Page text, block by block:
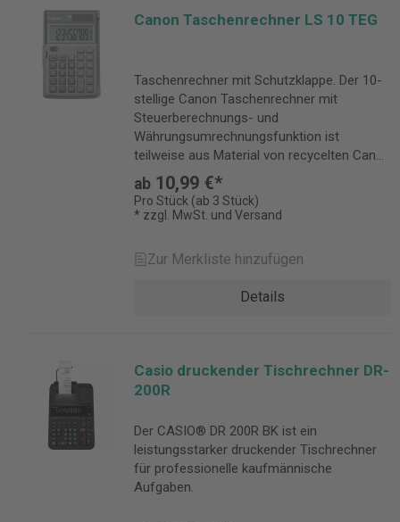
Canon Taschenrechner LS 10 TEG
Taschenrechner mit Schutzklappe. Der 10-
stellige Canon Taschenrechner mit
Steuerberechnungs- und
Währungsumrechnungsfunktion ist
teilweise aus Material von recycelten Canon
Produkten hergestellt.
ab 10,99 €*
Pro Stück (ab 3 Stück)
* zzgl. MwSt. und Versand
Zur Merkliste hinzufügen
Details
Casio druckender Tischrechner DR-
200R
Der CASIO® DR 200R BK ist ein
leistungsstarker druckender Tischrechner
für professionelle kaufmännische
Aufgaben.